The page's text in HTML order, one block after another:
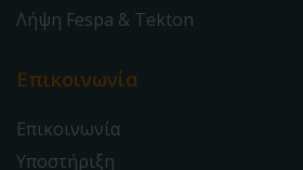
Λήψη Fespa & Tekton
Επικοινωνία
Επικοινωνία
Υποστήριξη